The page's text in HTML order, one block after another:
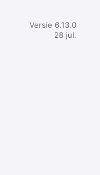
Versie 6.13.0
28 jul.